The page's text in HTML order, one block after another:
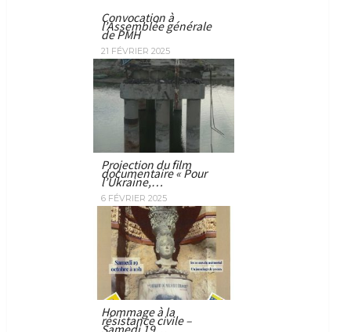
Convocation à
l’Assemblée générale
de PMH
21 FÉVRIER 2025
Projection du film
documentaire « Pour
l’Ukraine,…
6 FÉVRIER 2025
Hommage à la
résistance civile –